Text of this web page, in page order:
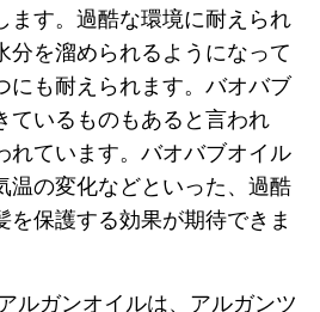
ます。過酷な環境に耐えられ
分を溜められるようになって
にも耐えられます。バオバブ
ているものもあると言われ
れています。バオバブオイル
温の変化などといった、過酷
を保護する効果が期待できま
ルガンオイルは、アルガンツ